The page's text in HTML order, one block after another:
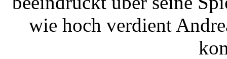
wie hoch verdient